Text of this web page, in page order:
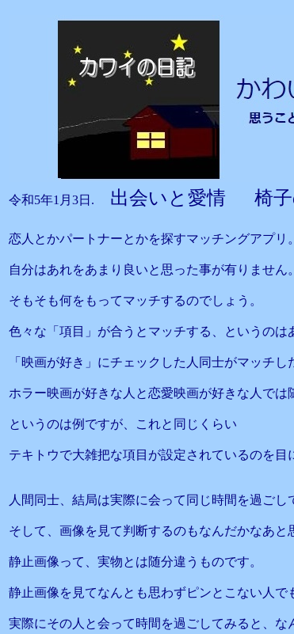
令和5年1月3日. 出会いと愛情 椅子
恋人とかパートナーとかを探すマッチングアプリ。
自分はあれをあまり良いと思った事が有りません。
そもそも何をもってマッチするのでしょう。
色々な「項目」が合うとマッチする、というのは
「映画が好き」にチェックした人同士がマッチし
ホラー映画が好きな人と恋愛映画が好きな人では
というのは例ですが、これと同じくらい
テキトウで大雑把な項目が設定されているのを目
人間同士、結局は実際に会って同じ時間を過ごし
そして、画像を見て判断するのもなんだかなあと
静止画像って、実物とは随分違うものです。
静止画像を見てなんとも思わずピンとこない人で
実際にその人と会って時間を過ごしてみると、な